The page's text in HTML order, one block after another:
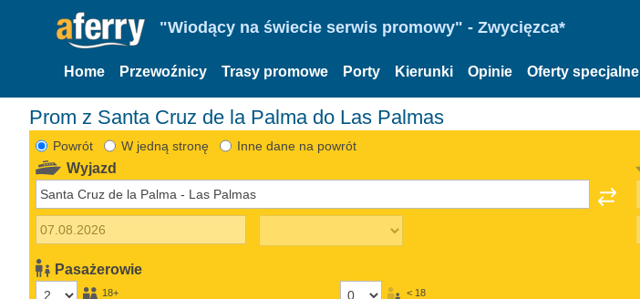
"Wiodący na świecie serwis promowy" - Zwycięzca*
Home Przewoźnicy Trasy promowe Porty Kierunki Opinie Oferty specjalne
Prom z Santa Cruz de la Palma do Las Palmas
Powrót W jedną stronę Inne dane na powrót
Wyjazd
Pasażerowie
18+ < 18